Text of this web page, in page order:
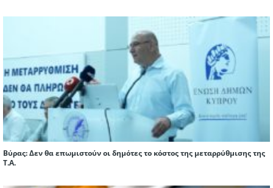
Βύρας: Δεν θα επωμιστούν οι δημότες το κόστος της μεταρρύθμισης της
Τ.Α.